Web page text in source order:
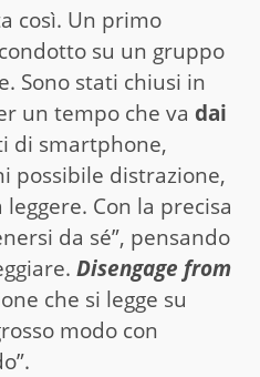
così. Un primo
su un gruppo
Sono stati chiusi in
un tempo che va dai
di smartphone,
possibile distrazione,
Con la precisa
da sé”, pensando
Disengage from
che si legge su
modo con